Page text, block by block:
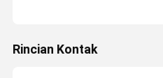
Rincian Kontak